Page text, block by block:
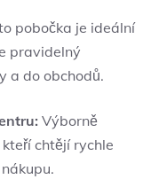
pobočka je ideální
pravidelný
a do obchodů.
Výborně
chtějí rychle